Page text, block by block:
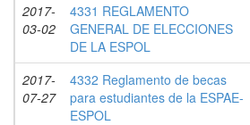
2017-
03-02
4331 REGLAMENTO
GENERAL DE ELECCIONES
DE LA ESPOL
2017-
07-27
4332 Reglamento de becas
para estudiantes de la ESPAE-
ESPOL